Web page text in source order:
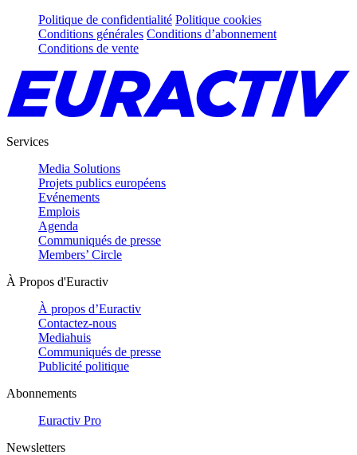
Politique de confidentialité Politique cookies
Conditions générales Conditions d’abonnement
Conditions de vente
Services
Media Solutions
Projets publics européens
Evénements
Emplois
Agenda
Communiqués de presse
Members’ Circle
À Propos d'Euractiv
À propos d’Euractiv
Contactez-nous
Mediahuis
Communiqués de presse
Publicité politique
Abonnements
Euractiv Pro
Newsletters